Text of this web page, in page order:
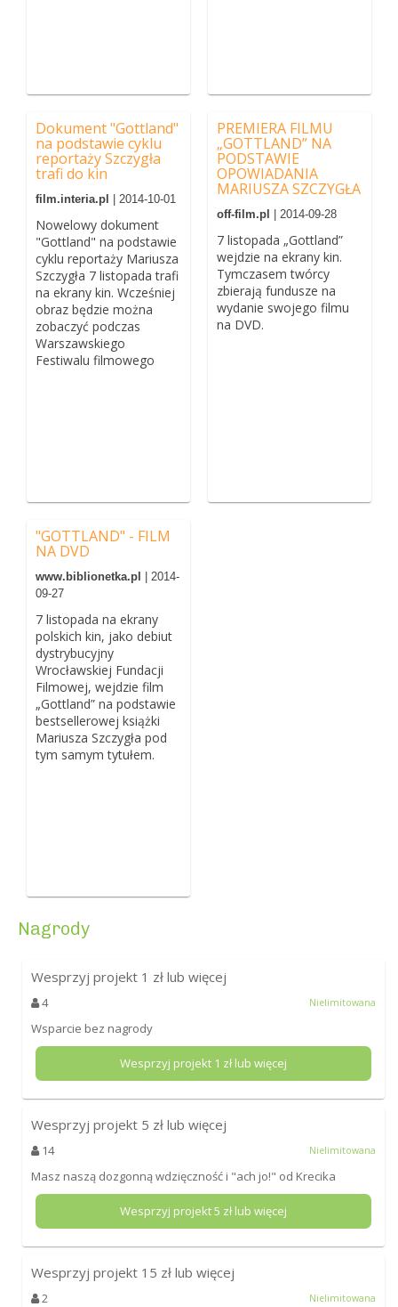
Dokument "Gottland"
na podstawie cyklu
reportaży Szczygła
trafi do kin
film.interia.pl | 2014-10-01
Nowelowy dokument
"Gottland" na podstawie
cyklu reportaży Mariusza
Szczygła 7 listopada trafi
na ekrany kin. Wcześniej
obraz będzie można
zobaczyć podczas
Warszawskiego
Festiwalu filmowego
PREMIERA FILMU
„GOTTLAND” NA
PODSTAWIE
OPOWIADANIA
MARIUSZA SZCZYGŁA
off-film.pl | 2014-09-28
7 listopada „Gottland”
wejdzie na ekrany kin.
Tymczasem twórcy
zbierają fundusze na
wydanie swojego filmu
na DVD.
"GOTTLAND" - FILM
NA DVD
www.biblionetka.pl | 2014-
09-27
7 listopada na ekrany
polskich kin, jako debiut
dystrybucyjny
Wrocławskiej Fundacji
Filmowej, wejdzie film
„Gottland” na podstawie
bestsellerowej książki
Mariusza Szczygła pod
tym samym tytułem.
Nagrody
Wesprzyj projekt 1 zł lub więcej
4 Nielimitowana
Wsparcie bez nagrody
Wesprzyj projekt 1 zł lub więcej
Wesprzyj projekt 5 zł lub więcej
14 Nielimitowana
Masz naszą dozgonną wdzięczność i "ach jo!" od Krecika
Wesprzyj projekt5 zł lub więcej
Wesprzyj projekt 15 zł lub więcej
2 Nielimitowana